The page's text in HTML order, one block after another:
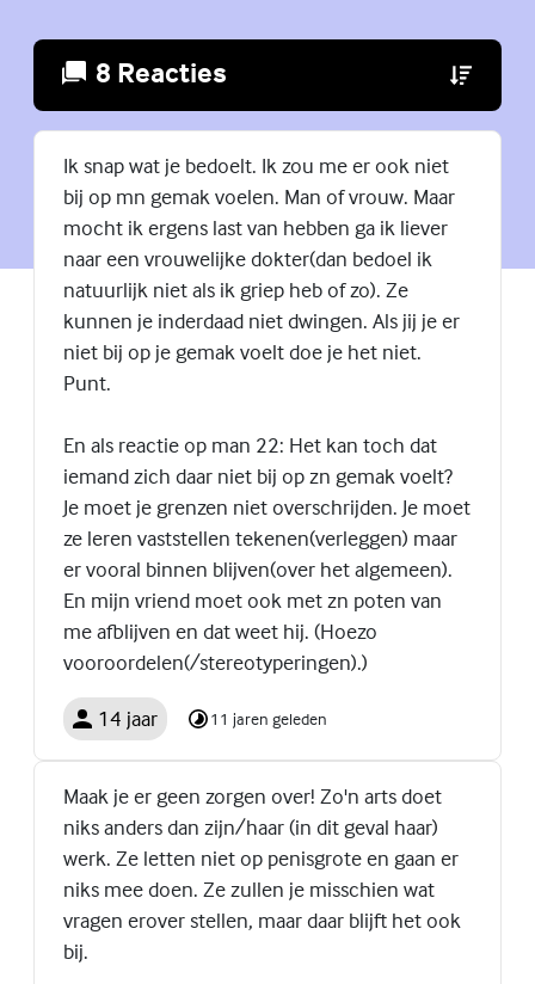
8 Reacties (Externe
Ik snap wat je bedoelt. Ik zou me er ook niet
bij op mn gemak voelen. Man of vrouw. Maar
mocht ik ergens last van hebben ga ik liever
naar een vrouwelijke dokter(dan bedoel ik
natuurlijk niet als ik griep heb of zo). Ze
kunnen je inderdaad niet dwingen. Als jij je er
niet bij op je gemak voelt doe je het niet.
Punt.
En als reactie op man 22: Het kan toch dat
iemand zich daar niet bij op zn gemak voelt?
Je moet je grenzen niet overschrijden. Je moet
ze leren vaststellen tekenen(verleggen) maar
er vooral binnen blijven(over het algemeen).
En mijn vriend moet ook met zn poten van
me afblijven en dat weet hij. (Hoezo
vooroordelen(/stereotyperingen).)
14 jaar 11 jaren geleden
Maak je er geen zorgen over! Zo'n arts doet
niks anders dan zijn/haar (in dit geval haar)
werk. Ze letten niet op penisgrote en gaan er
niks mee doen. Ze zullen je misschien wat
vragen erover stellen, maar daar blijft het ook
bij.